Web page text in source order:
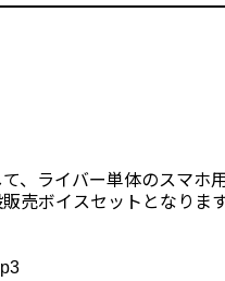
、ライバー単体のスマホ
売ボイスセットとなります